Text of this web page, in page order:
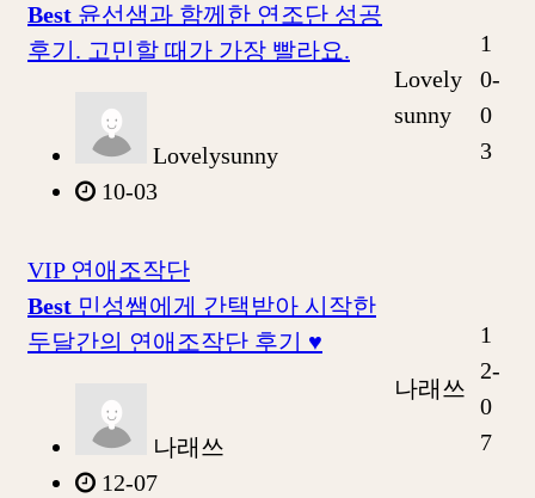
Best 윤선샘과 함께한 연조단 성공
후기. 고민할 때가 가장 빨라요.
Lovelysunny
10-03
Lovely
sunny
1
0-
0
3
VIP 연애조작단
Best 민성쌤에게 간택받아 시작한
두달간의 연애조작단 후기 ♥
나래쓰
12-07
나래쓰
1
2-
0
7